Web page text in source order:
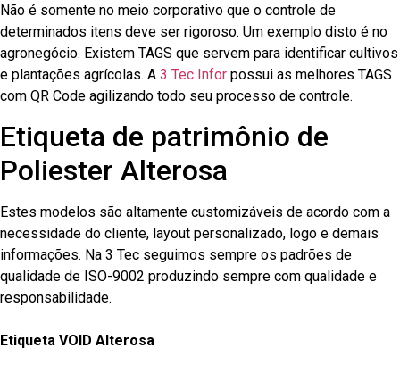
Não é somente no meio corporativo que o controle de
determinados itens deve ser rigoroso. Um exemplo disto é no
agronegócio. Existem TAGS que servem para identificar cultivos
e plantações agrícolas. A 3 Tec Infor possui as melhores TAGS
com QR Code agilizando todo seu processo de controle.
Etiqueta de patrimônio de
Poliester Alterosa
Estes modelos são altamente customizáveis de acordo com a
necessidade do cliente, layout personalizado, logo e demais
informações. Na 3 Tec seguimos sempre os padrões de
qualidade de ISO-9002 produzindo sempre com qualidade e
responsabilidade.
Etiqueta VOID Alterosa